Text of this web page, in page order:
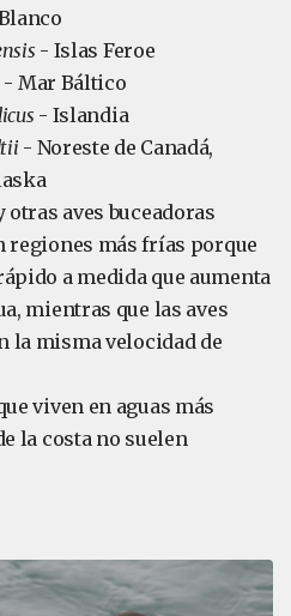
- Islas Feroe
- Mar Báltico
- Islandia
- Noreste de Canadá,
aves buceadoras
regiones más frías porque
a medida que aumenta
mientras que las aves
la misma velocidad de
viven en aguas más
la costa no suelen